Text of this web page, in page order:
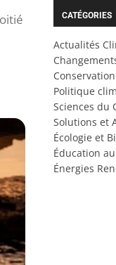
CATÉGORIES
Actualités
Politique
Sciences du
Solutions et
Écologie et
Éducation
Énergies